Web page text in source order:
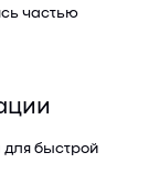
частью
для быстрой